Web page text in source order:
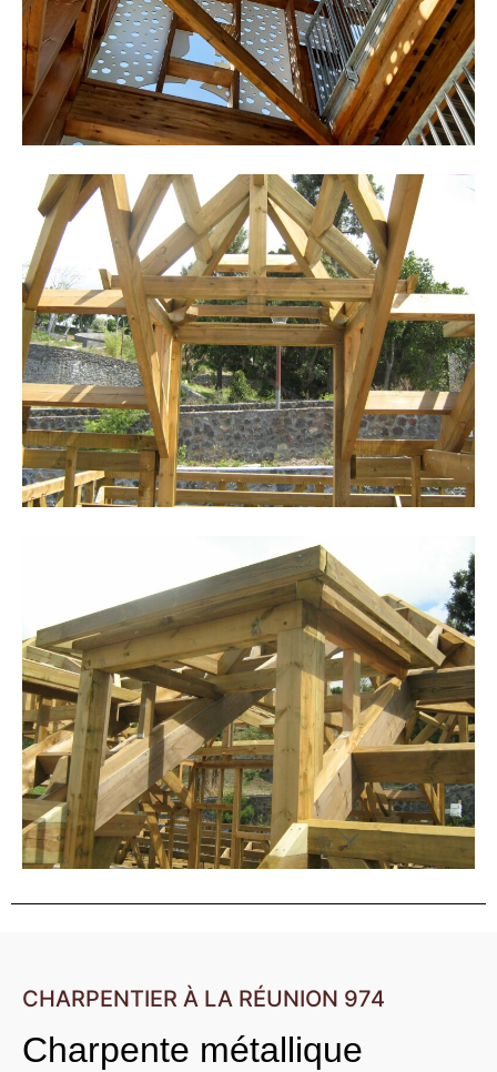
CHARPENTIER À LA RÉUNION 974
Charpente métallique